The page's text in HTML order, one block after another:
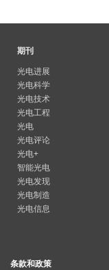
期刊
光电进展
光电科学
光电技术
光电工程
光电
光电评论
光电+
智能光电
光电发现
光电制造
光电信息
条款和政策